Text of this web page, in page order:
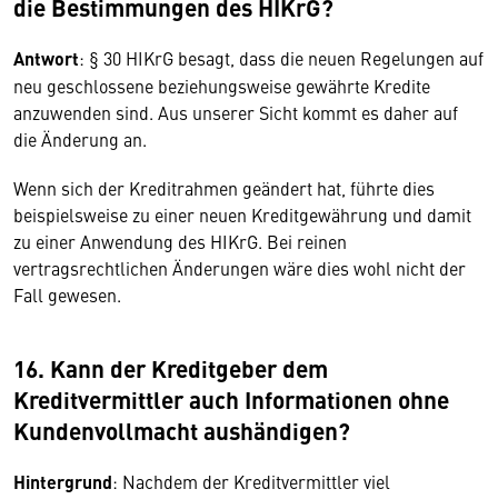
die Bestimmungen des HIKrG?
Antwort: § 30 HIKrG besagt, dass die neuen Regelungen auf
neu geschlossene beziehungsweise gewährte Kredite
anzuwenden sind. Aus unserer Sicht kommt es daher auf
die Änderung an.
Wenn sich der Kreditrahmen geändert hat, führte dies
beispielsweise zu einer neuen Kreditgewährung und damit
zu einer Anwendung des HIKrG. Bei reinen
vertragsrechtlichen Änderungen wäre dies wohl nicht der
Fall gewesen.
16. Kann der Kreditgeber dem
Kreditvermittler auch Informationen ohne
Kundenvollmacht aushändigen?
Hintergrund: Nachdem der Kreditvermittler viel